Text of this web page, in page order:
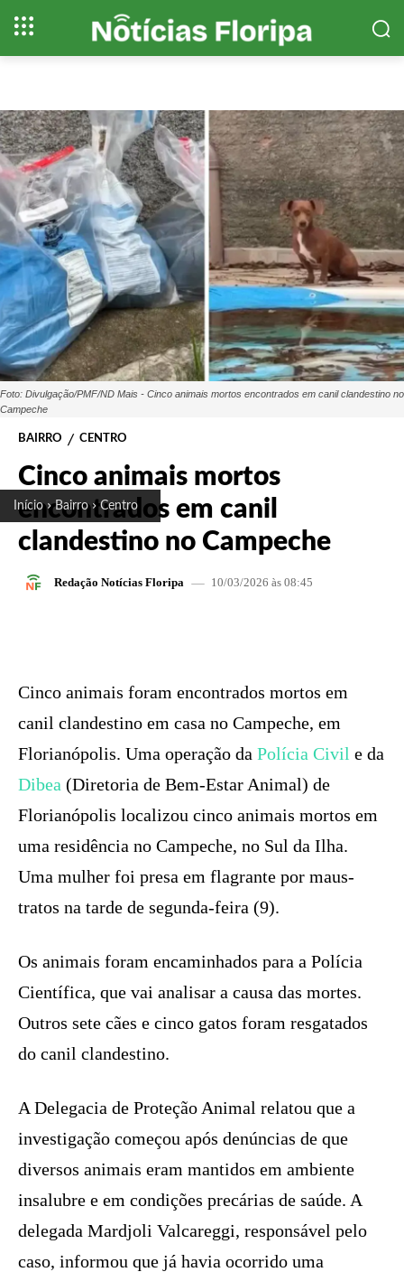
Início Bairro Centro
Foto: Divulgação/PMF/ND Mais - Cinco animais mortos encontrados em canil clandestino no
Campeche
BAIRRO CENTRO
Cinco animais mortos
encontrados em canil
clandestino no Campeche
Redação Notícias Floripa 10/03/2026 às 08:45
Cinco animais foram encontrados mortos em
canil clandestino em casa no Campeche, em
Florianópolis. Uma operação da Polícia Civil e da
Dibea (Diretoria de Bem-Estar Animal) de
Florianópolis localizou cinco animais mortos em
uma residência no Campeche, no Sul da Ilha.
Uma mulher foi presa em flagrante por maus-
tratos na tarde de segunda-feira (9).
Os animais foram encaminhados para a Polícia
Científica, que vai analisar a causa das mortes.
Outros sete cães e cinco gatos foram resgatados
do canil clandestino.
A Delegacia de Proteção Animal relatou que a
investigação começou após denúncias de que
diversos animais eram mantidos em ambiente
insalubre e em condições precárias de saúde. A
delegada Mardjoli Valcareggi, responsável pelo
caso, informou que já havia ocorrido uma